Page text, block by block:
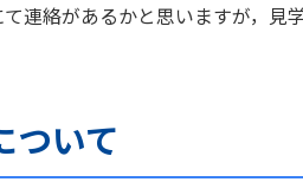
て連絡があるかと思いますが，
ついて